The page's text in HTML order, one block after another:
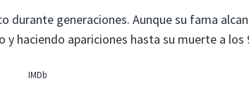
durante generaciones. Aunque su fama
haciendo apariciones hasta su muerte a los
IMDb